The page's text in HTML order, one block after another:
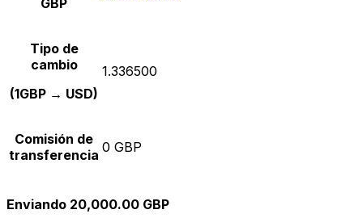
GBP
Tipo de
cambio
(1GBP → USD)
1.336500
Comisión de
transferencia 0 GBP
Enviando 20,000.00 GBP